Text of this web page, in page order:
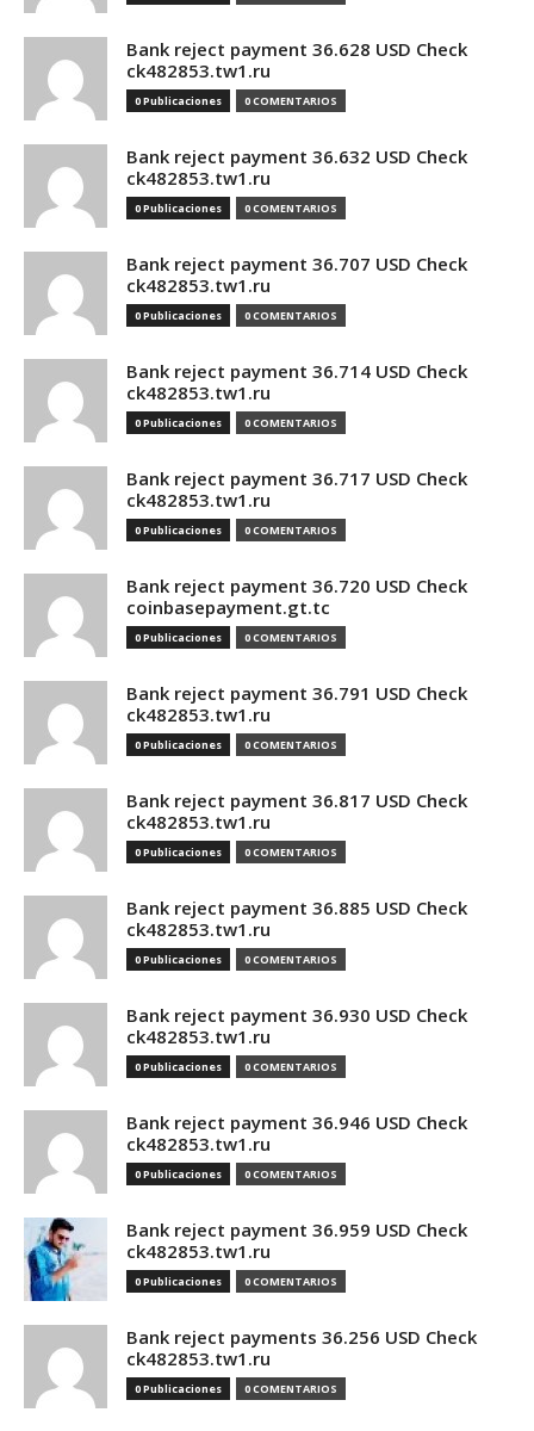
Bank reject payment 36.628 USD Check
ck482853.tw1.ru
0 Publicaciones 0 COMENTARIOS
Bank reject payment 36.632 USD Check
ck482853.tw1.ru
0 Publicaciones 0 COMENTARIOS
Bank reject payment 36.707 USD Check
ck482853.tw1.ru
0 Publicaciones 0 COMENTARIOS
Bank reject payment 36.714 USD Check
ck482853.tw1.ru
0 Publicaciones 0 COMENTARIOS
Bank reject payment 36.717 USD Check
ck482853.tw1.ru
0 Publicaciones 0 COMENTARIOS
Bank reject payment 36.720 USD Check
coinbasepayment.gt.tc
0 Publicaciones 0 COMENTARIOS
Bank reject payment 36.791 USD Check
ck482853.tw1.ru
0 Publicaciones 0 COMENTARIOS
Bank reject payment 36.817 USD Check
ck482853.tw1.ru
0 Publicaciones 0 COMENTARIOS
Bank reject payment 36.885 USD Check
ck482853.tw1.ru
0 Publicaciones 0 COMENTARIOS
Bank reject payment 36.930 USD Check
ck482853.tw1.ru
0 Publicaciones 0 COMENTARIOS
Bank reject payment 36.946 USD Check
ck482853.tw1.ru
0 Publicaciones 0 COMENTARIOS
Bank reject payment 36.959 USD Check
ck482853.tw1.ru
0 Publicaciones 0 COMENTARIOS
Bank reject payments 36.256 USD Check
ck482853.tw1.ru
0 Publicaciones 0 COMENTARIOS